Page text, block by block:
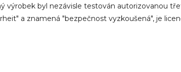
výrobek byl nezávisle testován autorizovanou
a znamená "bezpečnost vyzkoušená", je